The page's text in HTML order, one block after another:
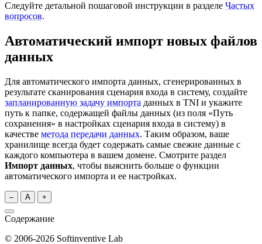
Следуйте детальной пошаговой инструкции в разделе Частых
вопросов.
Автоматический импорт новых файлов
данных
Для автоматического импорта данных, сгенерированных в
результате сканирования сценария входа в систему, создайте
запланированную задачу импорта данных в TNI и укажите
путь к папке, содержащей файлы данных (из поля «Путь
сохранения» в настройках сценария входа в систему) в
качестве метода передачи данных. Таким образом, ваше
хранилище всегда будет содержать самые свежие данные с
каждого компьютера в вашем домене. Смотрите раздел
Импорт данных, чтобы выяснить больше о функции
автоматического импорта и ее настройках.
– A +
Содержание
© 2006-2026 Softinventive Lab